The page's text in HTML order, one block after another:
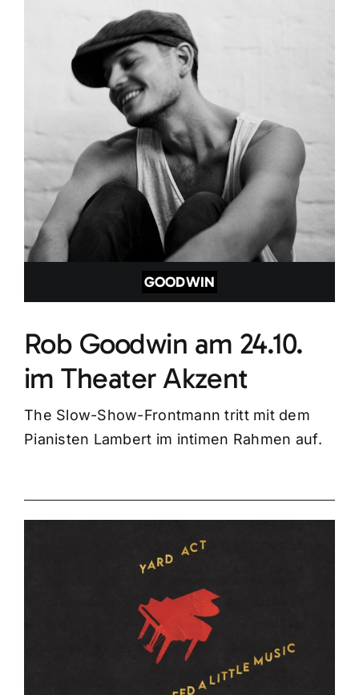
GOODWIN
Rob Goodwin am 24.10.
im Theater Akzent
The Slow-Show-Frontmann tritt mit dem
Pianisten Lambert im intimen Rahmen auf.